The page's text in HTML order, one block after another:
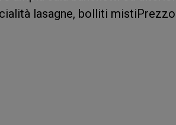
lasagne, bolliti